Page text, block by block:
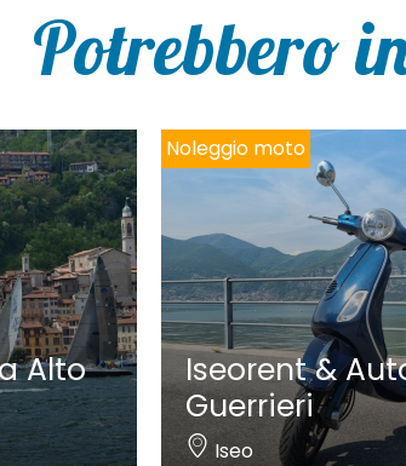
Potrebbero
Alto
Noleggio moto
Iseorent &
Guerrieri
Iseo